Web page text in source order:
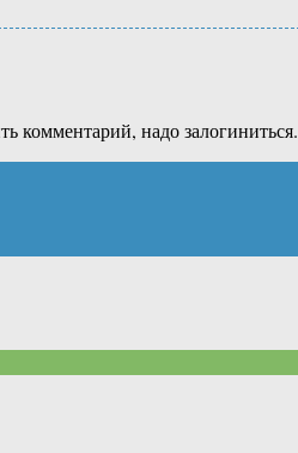
комментарий, надо залогиниться.